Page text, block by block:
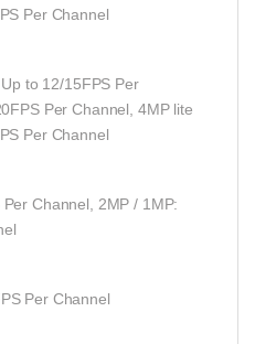
Per Channel
to 12/15FPS Per
Per Channel, 4MP lite
Per Channel
Channel, 2MP / 1MP:
Per Channel